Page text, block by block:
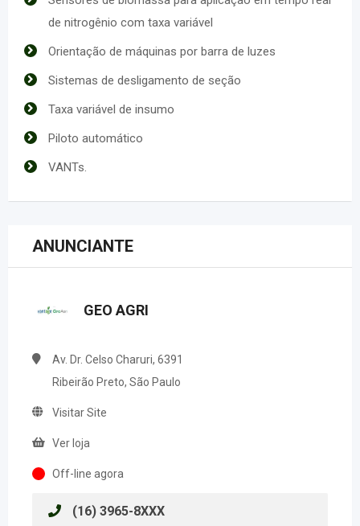
de nitrogênio com taxa variável
Orientação de máquinas por barra de luzes
Sistemas de desligamento de seção
Taxa variável de insumo
Piloto automático
VANTs.
ANUNCIANTE
GEO AGRI
Av. Dr. Celso Charuri, 6391
Ribeirão Preto, São Paulo
Visitar Site
Ver loja
Off-line agora
(16) 3965-8XXX